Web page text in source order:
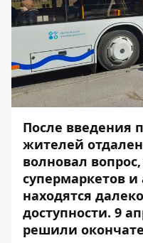
После введения
жителей
волновал
супермаркетов и
находятся
доступности. 9
решили